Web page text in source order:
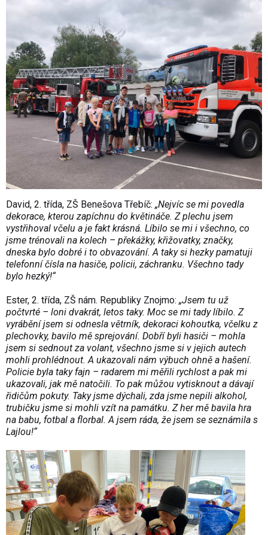
David, 2. třída, ZŠ Benešova Třebíč: „Nejvíc se mi povedla
dekorace, kterou zapíchnu do květináče. Z plechu jsem
vystřihoval včelu a je fakt krásná. Líbilo se mi i všechno, co
jsme trénovali na kolech – překážky, křižovatky, značky,
dneska bylo dobré i to obvazování. A taky si hezky pamatuji
telefonní čísla na hasiče, policii, záchranku. Všechno tady
bylo hezký!“
Ester, 2. třída, ZŠ nám. Republiky Znojmo: „Jsem tu už
počtvrté – loni dvakrát, letos taky. Moc se mi tady líbilo. Z
vyrábění jsem si odnesla větrník, dekoraci kohoutka, včelku z
plechovky, bavilo mě sprejování. Dobří byli hasiči – mohla
jsem si sednout za volant, všechno jsme si v jejich autech
mohli prohlédnout. A ukazovali nám výbuch ohně a hašení.
Policie byla taky fajn – radarem mi měřili rychlost a pak mi
ukazovali, jak mě natočili. To pak můžou vytisknout a dávají
řidičům pokuty. Taky jsme dýchali, zda jsme nepili alkohol,
trubičku jsme si mohli vzít na památku. Z her mě bavila hra
na babu, fotbal a florbal. A jsem ráda, že jsem se seznámila s
Lajlou!“